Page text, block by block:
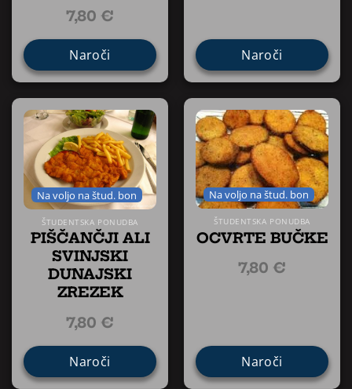
7,80 €
Naroči Naroči
Na voljo na štud. bon
ŠTUDENTSKA PONUDBA
PIŠČANČJI ALI
SVINJSKI
DUNAJSKI
ZREZEK
7,80 €
Naroči
Na voljo na štud. bon
ŠTUDENTSKA PONUDBA
OCVRTE BUČKE
7,80 €
Naroči